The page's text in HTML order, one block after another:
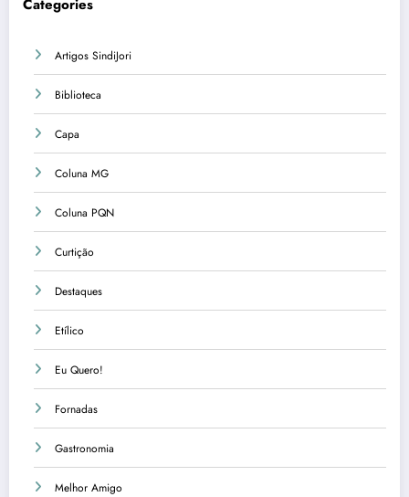
Categories
Artigos SindiJori
Biblioteca
Capa
Coluna MG
Coluna PQN
Curtição
Destaques
Etílico
Eu Quero!
Fornadas
Gastronomia
Melhor Amigo